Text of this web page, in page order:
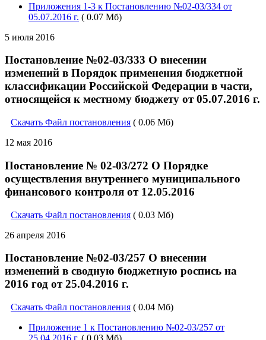
Приложения 1-3 к Постановлению №02-03/334 от
05.07.2016 г. ( 0.07 Мб)
5 июля 2016
Постановление №02-03/333 О внесении
изменений в Порядок применения бюджетной
классификации Российской Федерации в части,
относящейся к местному бюджету от 05.07.2016 г.
Скачать Файл постановления ( 0.06 Мб)
12 мая 2016
Постановление № 02-03/272 О Порядке
осуществления внутреннего муниципального
финансового контроля от 12.05.2016
Скачать Файл постановления ( 0.03 Мб)
26 апреля 2016
Постановление №02-03/257 О внесении
изменений в сводную бюджетную роспись на
2016 год от 25.04.2016 г.
Скачать Файл постановления ( 0.04 Мб)
Приложение 1 к Постановлению №02-03/257 от
25.04.2016 г. ( 0.03 Мб)